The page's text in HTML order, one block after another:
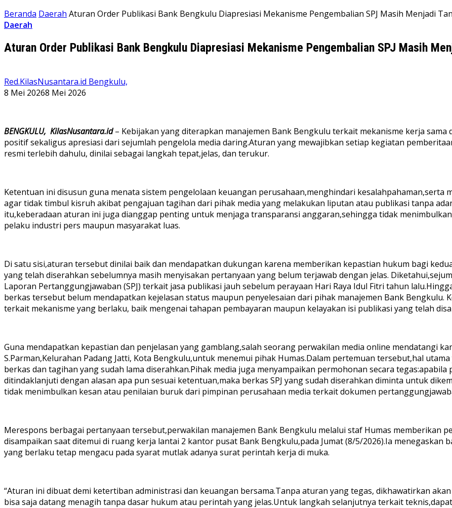
Beranda Daerah Aturan Order Publikasi Bank Bengkulu Diapresiasi Mekanisme Pengembalian SPJ Masih Menjadi
Daerah
Aturan Order Publikasi Bank Bengkulu Diapresiasi Mekanisme Pengembalian SPJ Masih
Red.KilasNusantara.id Bengkulu,
8 Mei 20268 Mei 2026
BENGKULU, KilasNusantara.id– Kebijakan yang diterapkan manajemen Bank Bengkulu terkait mekanisme kerja
positif sekaligus apresiasi dari sejumlah pengelola media daring.Aturan yang mewajibkan setiap kegiatan
resmi terlebih dahulu, dinilai sebagai langkah tepat,jelas, dan terukur.
Ketentuan ini disusun guna menata sistem pengelolaan keuangan perusahaan,menghindari kesalahpahaman,serta
agar tidak timbul kisruh akibat pengajuan tagihan dari pihak media yang melakukan liputan atau publikasi tanpa
itu,keberadaan aturan ini juga dianggap penting untuk menjaga transparansi anggaran,sehingga tidak
pelaku industri pers maupun masyarakat luas.
Di satu sisi,aturan tersebut dinilai baik dan mendapatkan dukungan karena memberikan kepastian hukum bagi
yang telah diserahkan sebelumnya masih menyisakan pertanyaan yang belum terjawab dengan jelas.
Laporan Pertanggungjawaban (SPJ) terkait jasa publikasi jauh sebelum perayaan Hari Raya Idul Fitri tahun
berkas tersebut belum mendapatkan kejelasan status maupun penyelesaian dari pihak manajemen Bank Bengkulu.
terkait mekanisme yang berlaku, baik mengenai tahapan pembayaran maupun kelayakan isi publikasi yang telah
Guna mendapatkan kepastian dan penjelasan yang gamblang,salah seorang perwakilan media online mendatangi
S.Parman,Kelurahan Padang Jatti, Kota Bengkulu,untuk menemui pihak Humas.Dalam pertemuan tersebut,hal
berkas dan tagihan yang sudah lama diserahkan.Pihak media juga menyampaikan permohonan secara
ditindaklanjuti dengan alasan apa pun sesuai ketentuan,maka berkas SPJ yang sudah diserahkan diminta untuk
tidak menimbulkan kesan atau penilaian buruk dari pimpinan perusahaan media terkait dokumen
Merespons berbagai pertanyaan tersebut,perwakilan manajemen Bank Bengkulu melalui staf Humas memberikan
disampaikan saat ditemui di ruang kerja lantai 2 kantor pusat Bank Bengkulu,pada Jumat (8/5/2026).Ia
yang berlaku tetap mengacu pada syarat mutlak adanya surat perintah kerja di muka.
“Aturan ini dibuat demi ketertiban administrasi dan keuangan bersama.Tanpa aturan yang tegas, dikhawatirkan
bisa saja datang menagih tanpa dasar hukum atau perintah yang jelas.Untuk langkah selanjutnya terkait